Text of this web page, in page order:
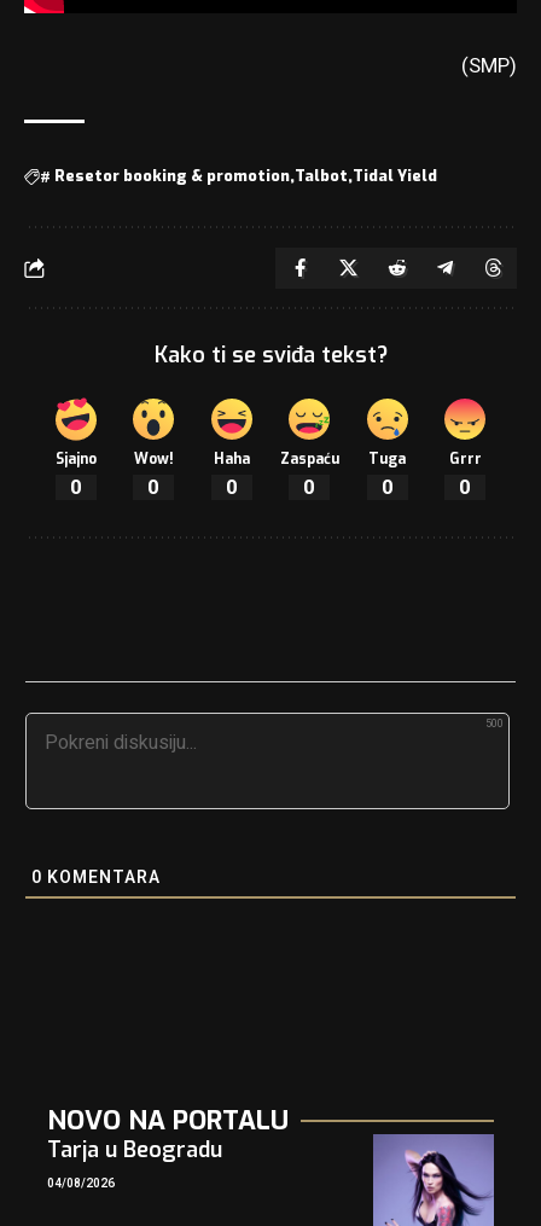
(SMP)
# Resetor booking & promotion Talbot Tidal Yield
Kako ti se sviđa tekst?
Sjajno
0
Wow!
0
Haha
0
Zaspaću
0
Tuga
0
Grrr
0
500
0 KOMENTARA
NOVO NA PORTALU
Tarja u Beogradu
04/08/2026